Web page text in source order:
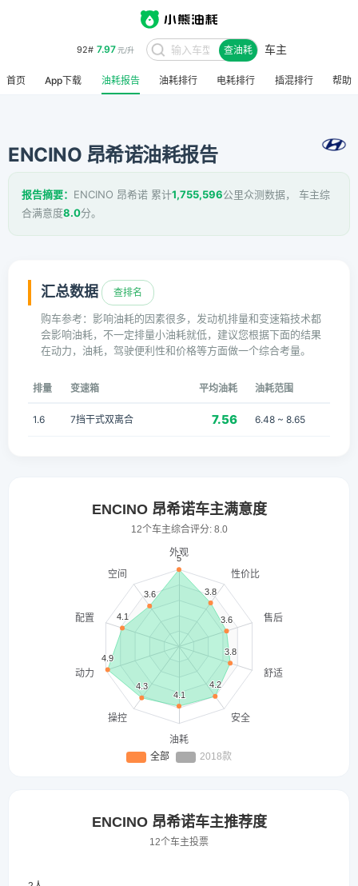
92# 7.97元/升 查油耗 车主
首页 App下载 油耗报告 油耗排行 电耗排行 插混排行 帮助
ENCINO 昂希诺油耗报告
报告摘要： ENCINO 昂希诺 累计1,755,596公里众测数据， 车主综
合满意度8.0分。
汇总数据 查排名
购车参考：影响油耗的因素很多，发动机排量和变速箱技术都
会影响油耗，不一定排量小油耗就低，建议您根据下面的结果
在动力，油耗，驾驶便利性和价格等方面做一个综合考量。
排量 变速箱 平均油耗 油耗范围
1.6 7挡干式双离合 7.56 6.48 ~ 8.65